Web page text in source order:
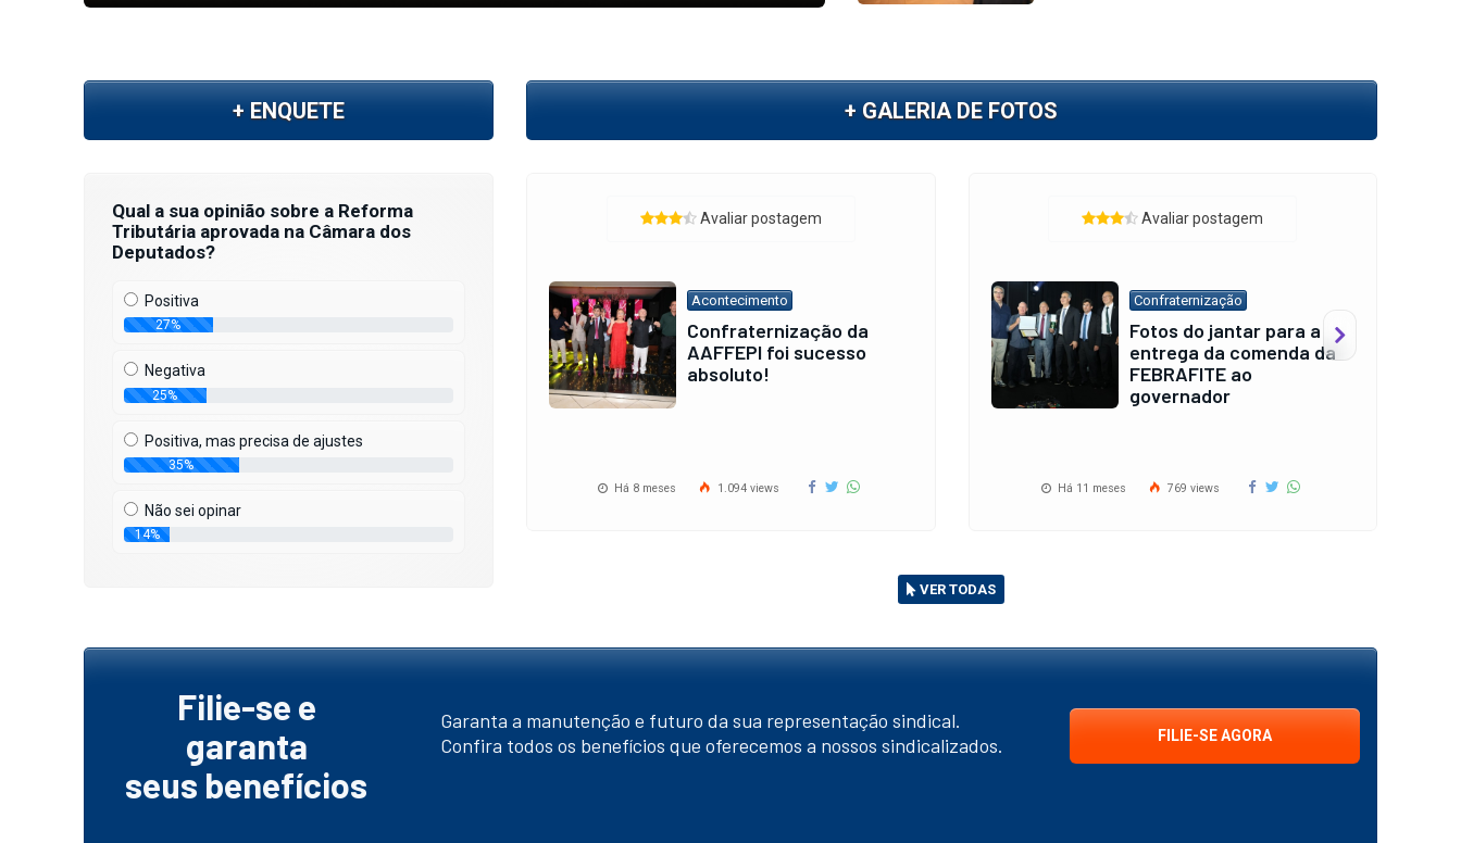
+ ENQUETE
Qual a sua opinião sobre a Reforma
Tributária aprovada na Câmara dos
Deputados?
Positiva
27%
Negativa
25%
Positiva, mas precisa de ajustes
35%
Não sei opinar
14%
+ GALERIA DE FOTOS
Avaliar postagem Avaliar postagem
Confraternização
Fotos do jantar para a
entrega da comenda da
FEBRAFITE ao
Há 11 meses 769 views
Avaliar postagem
Evento
Confira as fotos do CD
da Febrafite e do X
Encontro de Auditores
VER TODAS
Filie-se e
garanta
seus benefícios
Garanta a manutenção e futuro da sua representação sindical.
Confira todos os benefícios que oferecemos a nossos sindicalizados.
FILIE-SE AGORA